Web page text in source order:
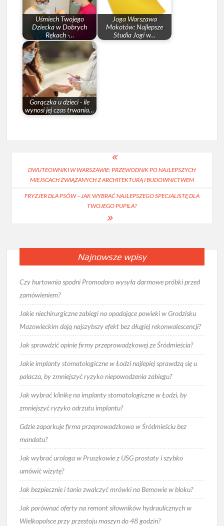
Uśmiech Twojego
Dziecka w Dobrych
Rękach -…
Joga Warszawa
Mokotów: Najlepsze
Studia Jogi w…
Gorączka u dzieci - ile
wynosi jej czas trwania…
wpisu
DWUTEOWNIKI W WARSZAWIE: PRZEWODNIK PO NAJLEPSZYCH
MIEJSCACH ZWIĄZANYCH Z ARCHITEKTURĄ I BUDOWNICTWEM
FRYZJER DLA PSÓW – JAK WYBRAĆ NAJLEPSZEGO SPECJALISTĘ DLA
TWOJEGO PUPILA?
Najnowsze wpisy
Czy hurtownia spodni Promodoro wysyła darmowe próbki przed
zamówieniem?
Jakie niechirurgiczne zabiegi na opadające powieki w Grodzisku
Mazowieckim dają najszybszy efekt bez długiej rekonwalescencji?
Jak sprawdzić opinie firmy przeprowadzkowej ze Śródmieścia?
Jakie implanty stomatologiczne w Łodzi najlepiej sprawdzą się u
palacza, by zmniejszyć ryzyko niepowodzenia zabiegu?
Jak wybrać klinikę na implanty stomatologiczne w Łodzi, by
zmniejszyć ryzyko odrzutu implantu?
Gdzie zaparkuje firma przeprowadzkowa w Śródmieściu bez
mandatu?
Jak wybrać urologa w Pruszkowie z USG prostaty i szybko
umówić wizytę?
Jak bezpiecznie i tanio zwalczyć mrówki na Bemowie w bloku?
Jak porównać oferty na remont siłowników hydraulicznych w
Wielkopolsce przy przestoju maszyn do 48 godzin?